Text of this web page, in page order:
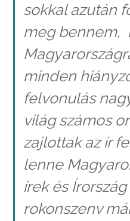
sokkal azután
meg bennem,
minden
felvonulás
világ számos
zajlottak az ír
lenne
írek és
rokonszenv